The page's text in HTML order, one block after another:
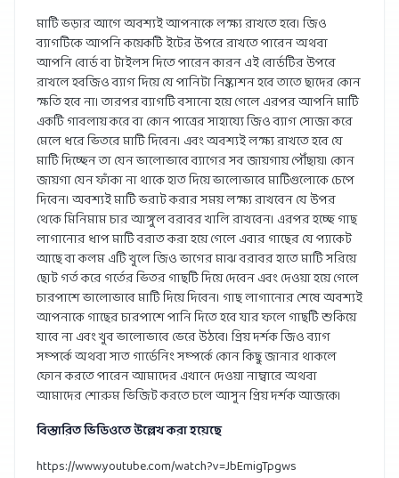
মাটি ভড়ার আগে অবশ্যই আপনাকে লক্ষ্য রাখতে হবে। জিও
ব্যাগটিকে আপনি কয়েকটি ইটের উপরে রাখতে পারেন অথবা
আপনি বোর্ড বা টাইলস দিতে পারেন কারন এই বোর্ডটির উপরে
রাখলে হবজিও ব্যাগ দিয়ে যে পানিটা নিষ্কাশন হবে তাতে ছাদের কোন
ক্ষতি হবে না। তারপর ব্যাগটি বসানো হয়ে গেলে এরপর আপনি মাটি
একটি গাবলায় করে বা কোন পাত্রের সাহায্যে জিও ব্যাগ সোজা করে
মেলে ধরে ভিতরে মাটি দিবেন। এবং অবশ্যই লক্ষ্য রাখতে হবে যে
মাটি দিচ্ছেন তা যেন ভালোভাবে ব্যাগের সব জায়গায় পৌঁছায়। কোন
জায়গা যেন ফাঁকা না থাকে হাত দিয়ে ভালোভাবে মাটিগুলোকে চেপে
দিবেন। অবশ্যই মাটি ভরাট করার সময় লক্ষ্য রাখবেন যে উপর
থেকে মিনিমাম চার আঙ্গুল বরাবর খালি রাখবেন। এরপর হচ্ছে গাছ
লাগানোর ধাপ মাটি বরাত করা হয়ে গেলে এবার গাছের যে প্যাকেট
আছে বা কলম এটি খুলে জিও ভাগের মাঝ বরাবর হাতে মাটি সরিয়ে
ছোট গর্ত করে গর্তের ভিতর গাছটি দিয়ে দেবেন এবং দেওয়া হয়ে গেলে
চারপাশে ভালোভাবে মাটি দিয়ে দিবেন। গাছ লাগানোর শেষে অবশ্যই
আপনাকে গাছের চারপাশে পানি দিতে হবে যার ফলে গাছটি শুকিয়ে
যাবে না এবং খুব ভালোভাবে ভেরে উঠবে। প্রিয় দর্শক জিও ব্যাগ
সম্পর্কে অথবা সাত গার্ডেনিং সম্পর্কে কোন কিছু জানার থাকলে
ফোন করতে পারেন আমাদের এখানে দেওয়া নাম্বারে অথবা
আমাদের শোরুম ভিজিট করতে চলে আসুন প্রিয় দর্শক আজকে।
বিস্তারিত ভিডিওতে উল্লেখ করা হয়েছে
https://www.youtube.com/watch?v=JbEmigTpgws